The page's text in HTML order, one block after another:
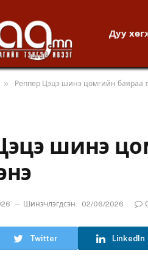
Дуу
» Реппер Цэцэ шинэ цомгийн баяраа
шинэ
Шинэчлэгдсэн: 02/06/2026
Twitter LinkedIn